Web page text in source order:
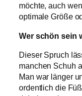
möchte, auch
optimale Größe
Wer schön sein
Dieser Spruch
manchen Schuh
Man war länger
ordentlich die